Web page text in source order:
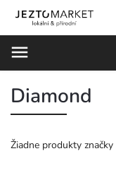
Diamond
Žiadne produkty značky